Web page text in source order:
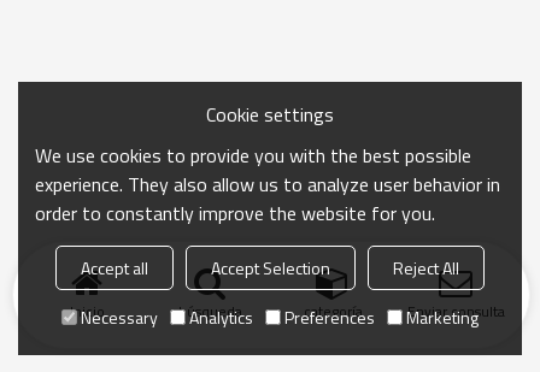
Inicio búsqueda categoría Enviar consulta
Cookie settings
We use cookies to provide you with the best possible
experience. They also allow us to analyze user behavior in
order to constantly improve the website for you.
Accept all Accept Selection
Reject All
Necessary
Analytics Preferences Marketing